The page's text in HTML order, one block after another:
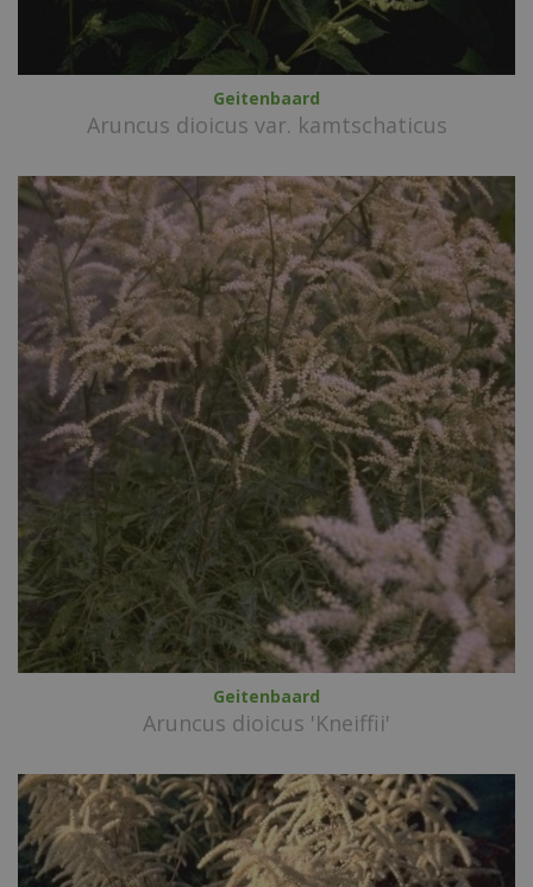
Geitenbaard
Aruncus dioicus var. kamtschaticus
Geitenbaard
Aruncus dioicus 'Kneiffii'